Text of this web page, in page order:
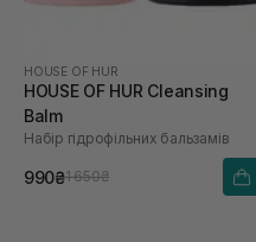
HOUSE OF HUR
HOUSE OF HUR Cleansing
Balm
Набір гідрофільних бальзамів
990₴1 650₴